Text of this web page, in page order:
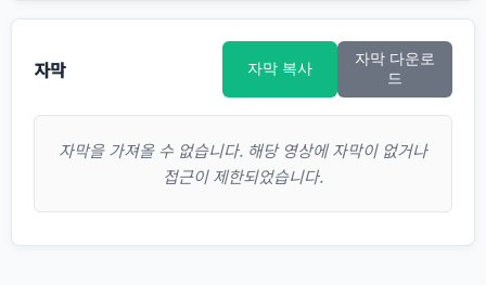
자막 자막 복사
자막 다운로
드
자막을 가져올 수 없습니다. 해당 영상에 자막이 없거나
접근이 제한되었습니다.